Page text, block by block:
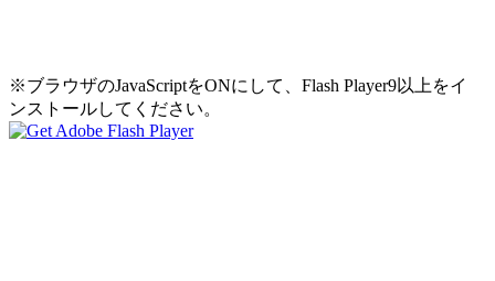
※ブラウザのJavaScriptをONにして、Flash Player9以上をイ
ンストールしてください。